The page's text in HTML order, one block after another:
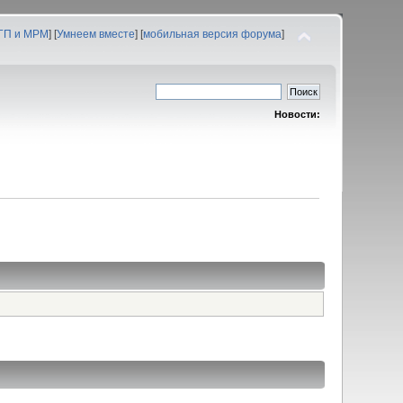
и МРМ] [Умнеем вместе] [мобильная версия форума]
Новости: